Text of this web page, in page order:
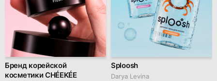
Бренд корейской
косметики CHÉEKÉE
Sploosh
Darya Levina